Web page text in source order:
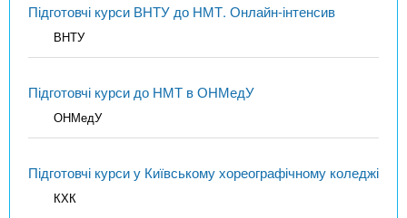
Підготовчі курси ВНТУ до НМТ. Онлайн-інтенсив
ВНТУ
Підготовчі курси до НМТ в ОНМедУ
ОНМедУ
Підготовчі курси у Київському хореографічному коледжі
КХК